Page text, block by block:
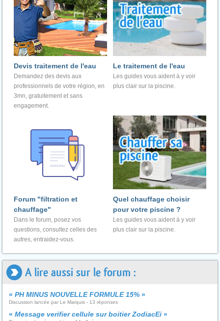
Devis traitement de l'eau
Demandez des devis aux
professionnels de votre région, en
3mn, gratuitement et sans
engagement.
Le traitement de l'eau
Les guides vous aident à y voir
plus clair sur la piscine.
Forum "filtration et
chauffage"
Dans le forum, posez vos
questions, consultez celles des
autres, entraidez-vous.
Quel chauffage choisir
pour votre piscine ?
Les guides vous aident à y voir
plus clair sur la piscine.
A lire aussi sur le forum :
« PH MINUS NOUVELLE FORMULE 15% »
Discussion lancée par Le Marquis - 13 réponses
« Message verifier cellule sur boitier ZodiacEi »